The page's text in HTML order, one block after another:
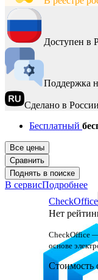
Доступен в
Поддержка
Сделано в России
Бесплатный
Все цены
Сравнить
Поднять в поиске
В сервисПодробнее
CheckOffice
Нет
CheckOffice —
основе
Стоимость